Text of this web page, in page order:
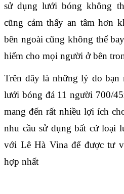
sử dụng lưới bóng không
cũng cảm thấy an tâm hơn
bên ngoài cũng không thể
hiểm cho mọi người ở bên
Trên đây là những lý do bạn
lưới bóng đá 11 người 700/
mang đến rất nhiều lợi ích
nhu cầu sử dụng bất cứ loại
với Lê Hà Vina để được tư
hợp nhất